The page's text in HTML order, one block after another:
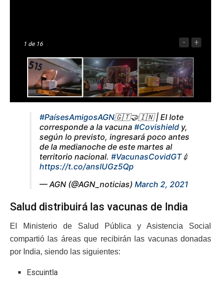
1 de 16 - +
#PaísesAmigosAGN🇬🇹🤝🇮🇳 | El lote
corresponde a la vacuna #Covishield y,
según lo previsto, ingresará poco antes
de la medianoche de este martes al
territorio nacional. #VacunasCovidGT💉
https://t.co/anslUGz5Qp
— AGN (@AGN_noticias) March 2, 2021
Salud distribuirá las vacunas de India
El Ministerio de Salud Pública y Asistencia Social
compartió las áreas que recibirán las vacunas donadas
por India, siendo las siguientes:
Escuintla